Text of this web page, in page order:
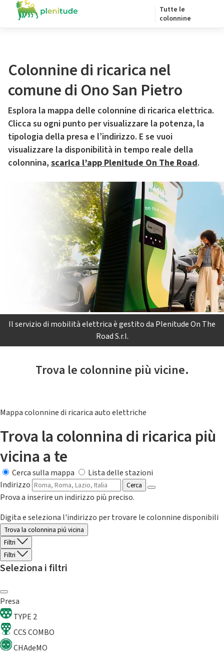
Tutte le
colonnine
Colonnine di ricarica nel
comune di Ono San Pietro
Esplora la mappa delle colonnine di ricarica elettrica.
Clicca su ogni punto per visualizzare la potenza, la
tipologia della presa e l’indirizzo. E se vuoi
visualizzare la disponibilità in tempo reale della
colonnina, scarica l’app Plenitude On The Road.
Il servizio di mobilità elettrica è gestito da Plenitude On The
Road S.r.l.
Trova le colonnine più vicine.
Mappa colonnine di ricarica auto elettriche
Trova la colonnina di ricarica più
vicina a te
Cerca sulla mappa
Lista delle stazioni
Indirizzo
Cerca
Prova a inserire un indirizzo più preciso.
Digita e seleziona l'indirizzo per trovare le colonnine disponibili
Trova la colonnina piú vicina
Filtri
Filtri
Seleziona i filtri
Presa
TYPE 2
CCS COMBO
CHAdeMO